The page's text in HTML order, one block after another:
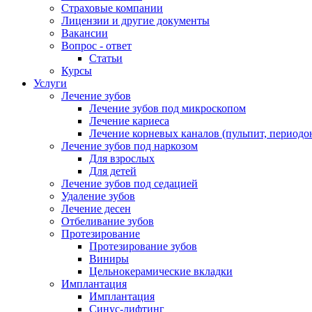
Страховые компании
Лицензии и другие документы
Вакансии
Вопрос - ответ
Статьи
Курсы
Услуги
Лечение зубов
Лечение зубов под микроскопом
Лечение кариеса
Лечение корневых каналов (пульпит,
Лечение зубов под наркозом
Для взрослых
Для детей
Лечение зубов под седацией
Удаление зубов
Лечение десен
Отбеливание зубов
Протезирование
Протезирование зубов
Виниры
Цельнокерамические вкладки
Имплантация
Имплантация
Синус-лифтинг